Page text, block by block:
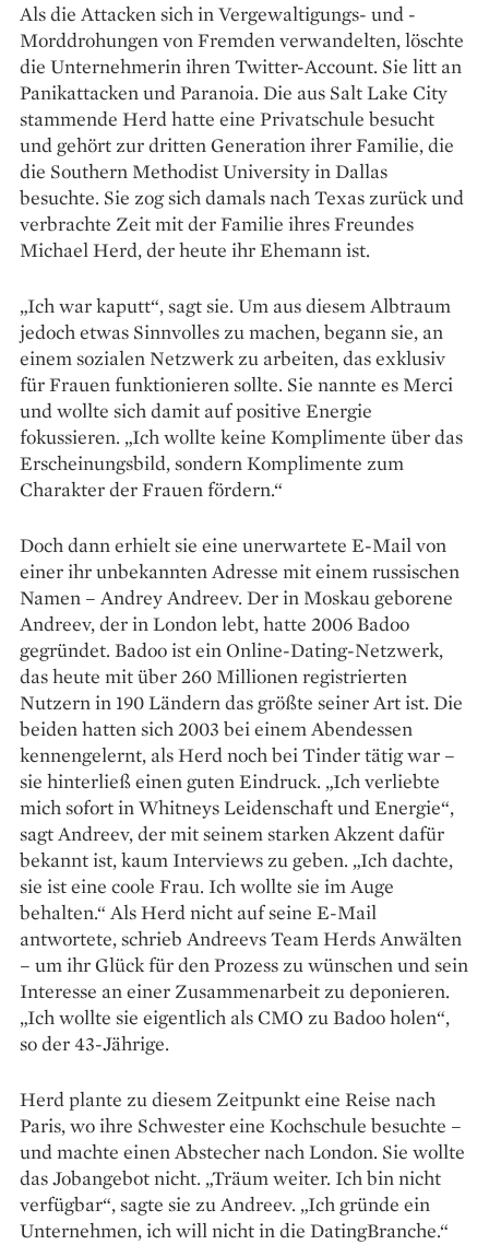
Als die Attacken sich in Verge­waltigungs- und ­
Morddrohungen von Fremden verwandelten, löschte
die Unternehmerin ihren Twitter-­Account. Sie litt an
Panikattacken und Paranoia. Die aus Salt Lake City
stammende Herd hatte eine Privatschule besucht
und gehört zur dritten Generation ihrer Familie, die
die Southern Methodist University in Dallas
besuchte. Sie zog sich damals nach Texas zurück und
verbrachte Zeit mit der Familie ihres Freundes
Michael Herd, der heute ihr Ehemann ist.
„Ich war kaputt“, sagt sie. Um aus diesem Albtraum
jedoch etwas Sinnvolles zu machen, begann sie, an
einem sozialen Netzwerk zu arbeiten, das exklusiv
für Frauen funktionieren sollte. Sie nannte es Merci
und wollte sich damit auf positive Energie
fokussieren. „Ich wollte keine Komplimente über das
Erscheinungsbild, sondern Komplimente zum
Charakter der Frauen fördern.“
Doch dann erhielt sie eine unerwartete E-Mail von
einer ihr unbekannten Adresse mit ­einem russischen
Namen – Andrey Andreev. Der in Moskau geborene
Andreev, der in London lebt, hatte 2006 Badoo
gegründet. Badoo ist ein Online-Dating-Netzwerk,
das heute mit über 260 Millionen registrierten
Nutzern in 190 Ländern das größte seiner Art ist. Die
beiden hatten sich 2003 bei einem Abendessen
kennenge­lernt, als Herd noch bei Tinder tätig war –
sie hinterließ einen guten Eindruck. „Ich verliebte
mich sofort in Whitneys Leidenschaft und Energie“,
sagt Andreev, der mit seinem starken Akzent dafür
bekannt ist, kaum ­Interviews zu geben. „Ich dachte,
sie ist eine coole Frau. Ich wollte sie im Auge
behalten.“ Als Herd nicht auf seine E-Mail
antwortete, schrieb Andreevs Team Herds Anwälten
– um ihr Glück für den Prozess zu wünschen und sein
Interesse an einer Zusammenarbeit zu deponieren.
„Ich wollte sie eigentlich als CMO zu Badoo holen“,
so der 43-Jährige.
Herd plante zu diesem Zeitpunkt eine Reise nach
Paris, wo ihre Schwester eine Kochschule besuchte –
und machte einen Abstecher nach London. Sie wollte
das Job­angebot nicht. „Träum weiter. Ich bin nicht
verfügbar“, sagte sie zu Andreev. „Ich gründe ein
Unternehmen, ich will nicht in die DatingBranche.“